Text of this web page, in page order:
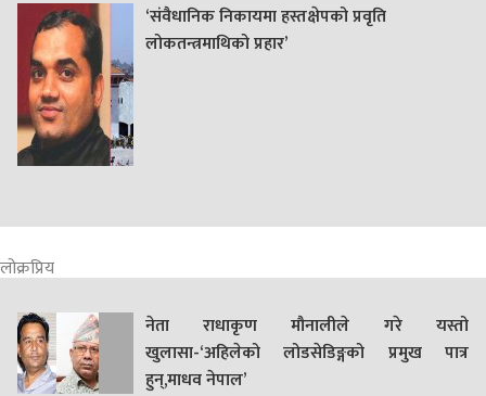
‘संवैधानिक निकायमा हस्तक्षेपको प्रवृति
लोकतन्त्रमाथिको प्रहार’
लोक्रप्रिय
नेता राधाकृण मौनालीले गरे यस्तो
खुलासा-‘अहिलेको लोडसेडिङ्गको प्रमुख पात्र
हुन्,माधव नेपाल’